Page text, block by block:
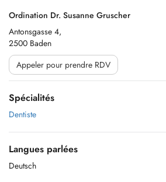
Ordination Dr. Susanne Gruscher
Antonsgasse 4,
2500 Baden
Appeler pour prendre RDV
Spécialités
Dentiste
Langues parlées
Deutsch